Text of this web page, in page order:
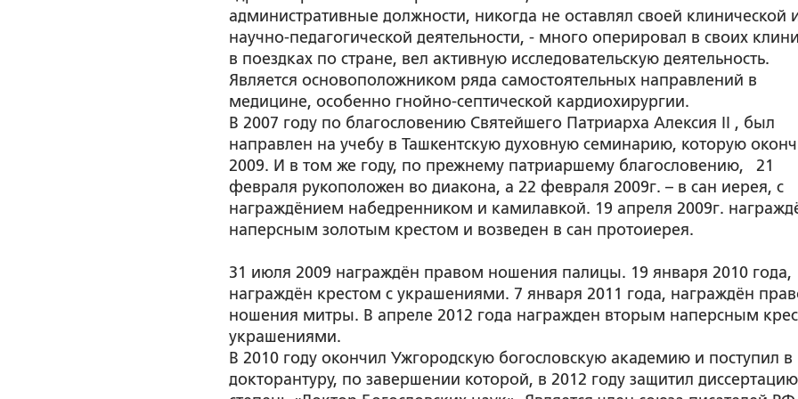
административные должности, никогда не оставлял своей клинической
научно-педагогической деятельности, - много оперировал в своих
в поездках по стране, вел активную исследовательскую деятельность.
Является основоположником ряда самостоятельных направлений в
медицине, особенно гнойно-септической кардиохирургии.
В 2007 году по благословению Святейшего Патриарха Алексия II , был
направлен на учебу в Ташкентскую духовную семинарию, которую
2009. И в том же году, по прежнему патриаршему благословению, 21
февраля рукоположен во диакона, а 22 февраля 2009г. – в сан иерея, с
награждёнием набедренником и камилавкой. 19 апреля 2009г.
наперсным золотым крестом и возведен в сан протоиерея.
31 июля 2009 награждён правом ношения палицы. 19 января 2010 года,
награждён крестом с украшениями. 7 января 2011 года, награждён
ношения митры. В апреле 2012 года награжден вторым наперсным
украшениями.
В 2010 году окончил Ужгородскую богословскую академию и поступил
докторантуру, по завершении которой, в 2012 году защитил